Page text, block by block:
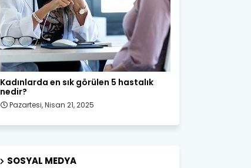
Kadın Sağlığı
Kadınlarda en sık görülen 5 hastalık
nedir?
Pazartesi, Nisan 21, 2025
SOSYAL MEDYA